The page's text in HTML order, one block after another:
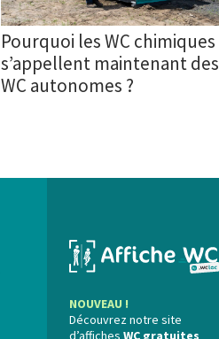
Pourquoi les WC chimiques
s’appellent maintenant des
WC autonomes ?
NOUVEAU !
Découvrez notre site
d’affiches WC gratuites